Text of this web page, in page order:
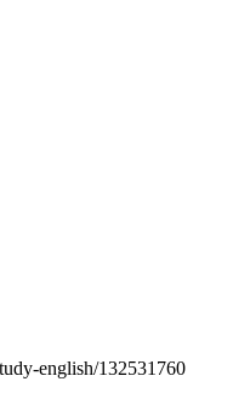
english/132531760